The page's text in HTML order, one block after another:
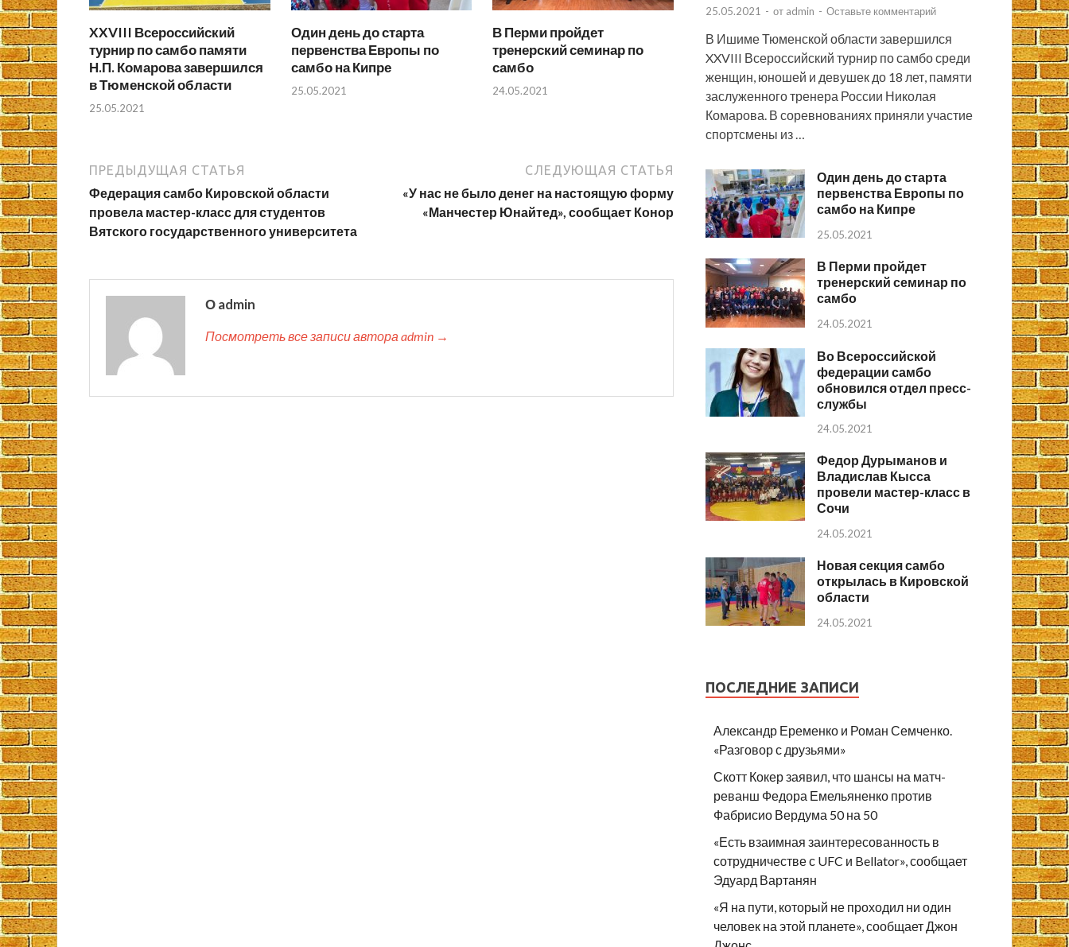
XXVIII Всероссийский
турнир по самбо памяти
Н.П. Комарова завершился
в Тюменской области
25.05.2021
Один день до старта
первенства Европы по
самбо на Кипре
25.05.2021
В Перми пройдет
тренерский семинар по
самбо
24.05.2021
ПРЕДЫДУЩАЯ СТАТЬЯ
Федерация самбо Кировской области
провела мастер-класс для студентов
Вятского государственного университета
СЛЕДУЮЩАЯ СТАТЬЯ
«У нас не было денег на настоящую форму
«Манчестер Юнайтед», сообщает Конор
О admin
Посмотреть все записи автора admin →
25.05.2021 - от admin - Оставьте комментарий
В Ишиме Тюменской области завершился
XXVIII Всероссийский турнир по самбо среди
женщин, юношей и девушек до 18 лет, памяти
заслуженного тренера России Николая
Комарова. В соревнованиях приняли участие
спортсмены из …
Один день до старта
первенства Европы по
самбо на Кипре
25.05.2021
В Перми пройдет
тренерский семинар по
самбо
24.05.2021
Во Всероссийской
федерации самбо
обновился отдел пресс-
службы
24.05.2021
Федор Дурыманов и
Владислав Кысса
провели мастер-класс в
Сочи
24.05.2021
Новая секция самбо
открылась в Кировской
области
24.05.2021
ПОСЛЕДНИЕ ЗАПИСИ
Александр Еременко и Роман Семченко.
«Разговор с друзьями»
Скотт Кокер заявил, что шансы на матч-
реванш Федора Емельяненко против
Фабрисио Вердума 50 на 50
«Есть взаимная заинтересованность в
сотрудничестве с UFC и Bellator», сообщает
Эдуард Вартанян
«Я на пути, который не проходил ни один
человек на этой планете», сообщает Джон